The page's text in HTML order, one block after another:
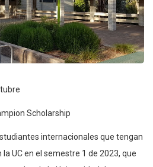
Scholarship
internacionales que tengan
UC en el semestre 1 de 2023, que